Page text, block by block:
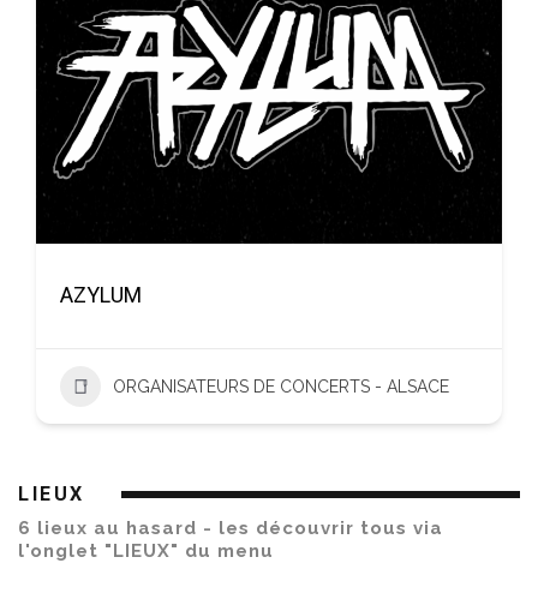
AZYLUM
ORGANISATEURS DE CONCERTS - ALSACE
LIEUX
6 lieux au hasard - les découvrir tous via
l'onglet "LIEUX" du menu